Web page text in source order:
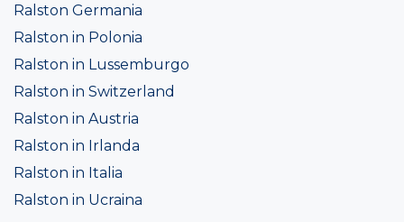
Ralston Germania
Ralston in Polonia
Ralston in Lussemburgo
Ralston in Switzerland
Ralston in Austria
Ralston in Irlanda
Ralston in Italia
Ralston in Ucraina